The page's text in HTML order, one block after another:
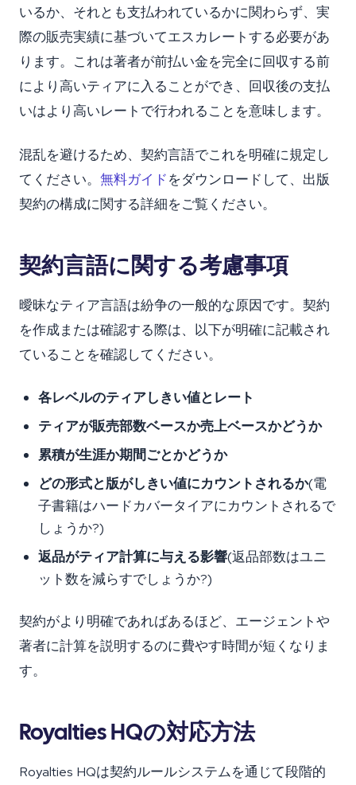
いるか、それとも支払われているかに関わらず、実
際の販売実績に基づいてエスカレートする必要があ
ります。これは著者が前払い金を完全に回収する前
により高いティアに入ることができ、回収後の支払
いはより高いレートで行われることを意味します。
混乱を避けるため、契約言語でこれを明確に規定し
てください。 無料ガイドをダウンロードして、出版
契約の構成に関する詳細をご覧ください。
契約言語に関する考慮事項
曖昧なティア言語は紛争の一般的な原因です。契約
を作成または確認する際は、以下が明確に記載され
ていることを確認してください。
各レベルのティアしきい値とレート
ティアが販売部数ベースか売上ベースかどうか
累積が生涯か期間ごとかどうか
どの形式と版がしきい値にカウントされるか(電
子書籍はハードカバータイアにカウントされるで
しょうか?)
返品がティア計算に与える影響(返品部数はユニ
ット数を減らすでしょうか?)
契約がより明確であればあるほど、エージェントや
著者に計算を説明するのに費やす時間が短くなりま
す。
Royalties HQの対応方法
Royalties HQは契約ルールシステムを通じて段階的